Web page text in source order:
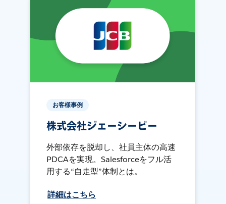
お客様事例
株式会社ジェーシービー
外部依存を脱却し、社員主体の高速
PDCAを実現。Salesforceをフル活
用する“自走型”体制とは。
詳細はこちら